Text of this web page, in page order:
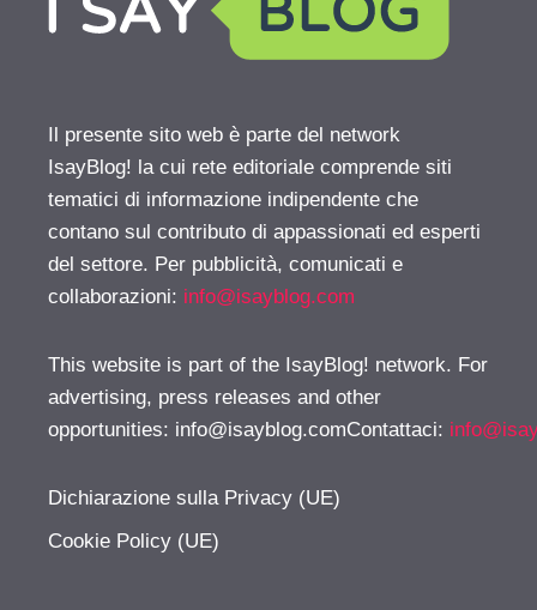
Il presente sito web è parte del network
IsayBlog! la cui rete editoriale comprende siti
tematici di informazione indipendente che
contano sul contributo di appassionati ed esperti
del settore. Per pubblicità, comunicati e
collaborazioni: info@isayblog.com
This website is part of the IsayBlog! network. For
advertising, press releases and other
opportunities: info@isayblog.comContattaci:
Dichiarazione sulla Privacy (UE)
Cookie Policy (UE)